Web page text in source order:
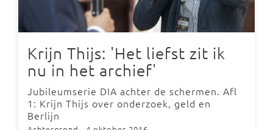
Krijn Thijs: 'Het liefst zit ik
nu in het archief'
Jubileumserie DIA achter de schermen. Afl
1: Krijn Thijs over onderzoek, geld en
Berlijn